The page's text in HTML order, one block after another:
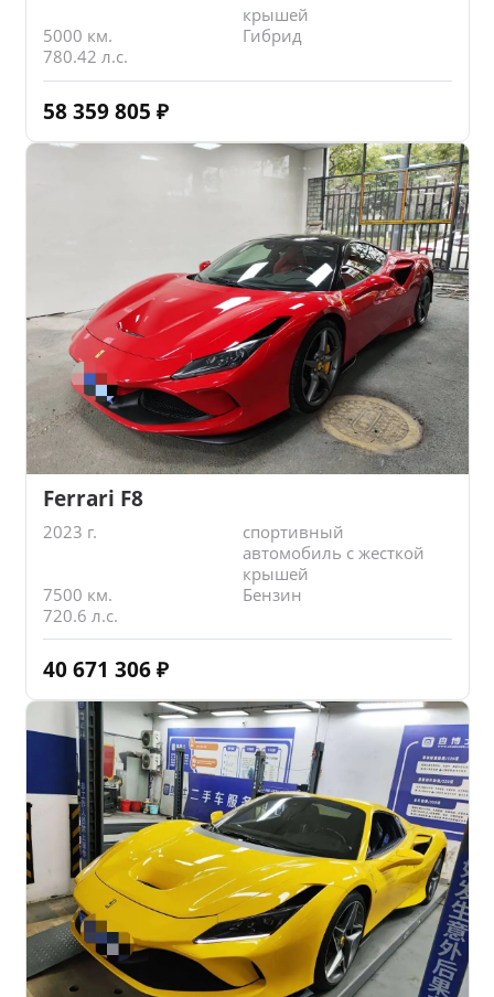
крышей
5000 км.
Гибрид
780.42 л.с.
58 359 805 ₽
Ferrari F8
2023 г.
спортивный
автомобиль с жесткой
крышей
7500 км.
Бензин
720.6 л.с.
40 671 306 ₽